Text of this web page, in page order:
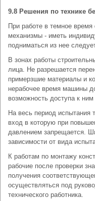
9.8 Решения по технике
При работе в темное
механизмы - иметь
подниматься из нее
В зонах работы
лица. Не разрешается
примерзшие материалы и
нерабочее время машины
возможность доступа к
На весь период испытания
вход в которую при
давлением запрещается.
зависимости от вида
К работам по монтажу
рабочие после проверки
получения
осуществляться под
технического работника.